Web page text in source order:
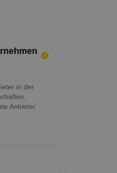
in der
Anbieter.